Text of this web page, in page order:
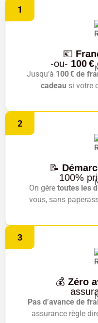
1
💶
-ou- 100 €
Jusqu’à 100 € de
cadeau si votre
2
📝
100%
On gère toutes les
vous, sans
3
💰 Zéro
Pas d’avance de
assurance règle